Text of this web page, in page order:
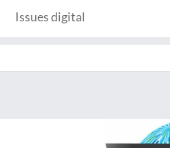
Issues digital